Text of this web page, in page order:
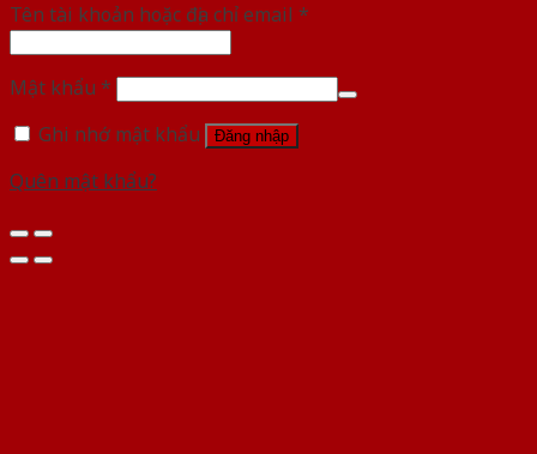
Tên tài khoản hoặc địa chỉ email *
Mật khẩu *
Ghi nhớ mật khẩu
Đăng nhập
Quên mật khẩu?